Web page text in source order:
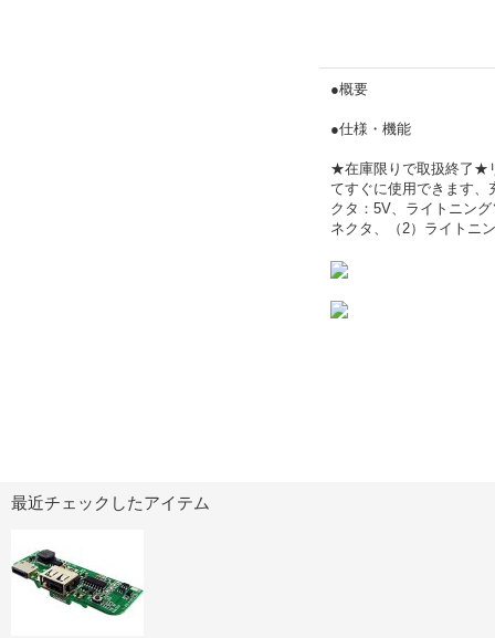
●概要
●仕様・機能
★在庫限りで取扱終了★
てすぐに使用できます、
クタ：5V、ライトニン
ネクタ、（2）ライトニ
最近チェックしたアイテム